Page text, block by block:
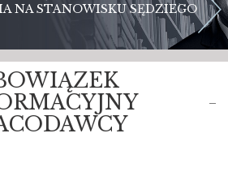
NA STANOWISKU SĘDZIEGO